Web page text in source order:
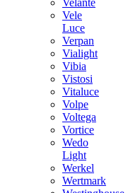
Velante
Vele
Luce
Verpan
Vialight
Vibia
Vistosi
Vitaluce
Volpe
Voltega
Vortice
Wedo
Light
Werkel
Wertmark